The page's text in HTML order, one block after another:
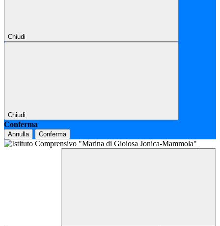
Chiudi
Chiudi
Conferma
Annulla Conferma